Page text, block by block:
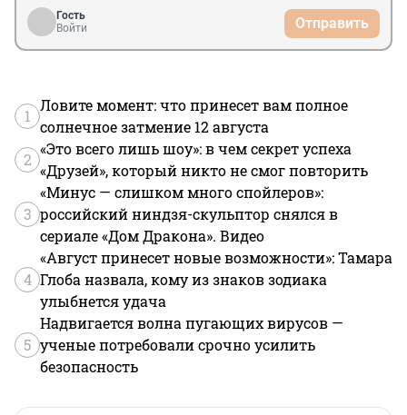
Гость
Войти
Отправить
1
Ловите момент: что принесет вам полное
солнечное затмение 12 августа
2
«Это всего лишь шоу»: в чем секрет успеха
«Друзей», который никто не смог повторить
3
«Минус — слишком много спойлеров»:
российский ниндзя-скульптор снялся в
сериале «Дом Дракона». Видео
4
«Август принесет новые возможности»: Тамара
Глоба назвала, кому из знаков зодиака
улыбнется удача
5
Надвигается волна пугающих вирусов —
ученые потребовали срочно усилить
безопасность